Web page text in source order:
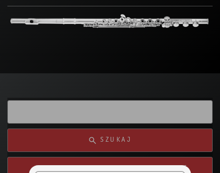
SZUKAJ
SWYSZUKAJ Z MOJEJ LOKALIZACJI